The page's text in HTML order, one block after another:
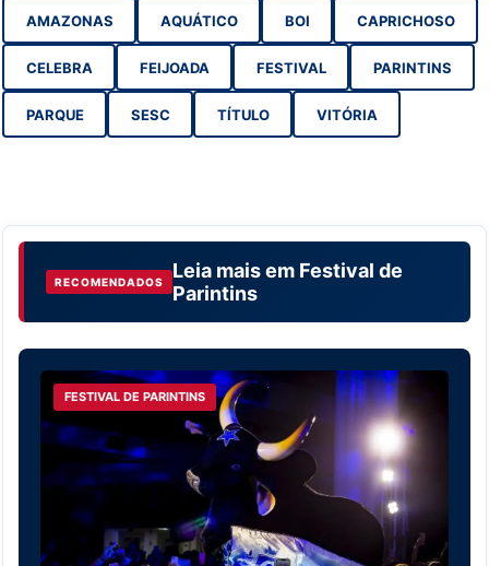
AMAZONAS AQUÁTICO BOI CAPRICHOSO
CELEBRA FEIJOADA FESTIVAL PARINTINS
PARQUE SESC TÍTULO VITÓRIA
RECOMENDADOS Leia mais em Festival de
Parintins
FESTIVAL DE PARINTINS